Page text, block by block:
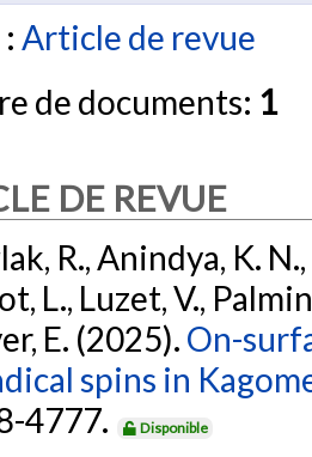
Article de revue
de documents: 1
DE REVUE
R., Anindya, K.
L., Luzet, V.,
E. (2025). On-
spins in
4777.
Disponible